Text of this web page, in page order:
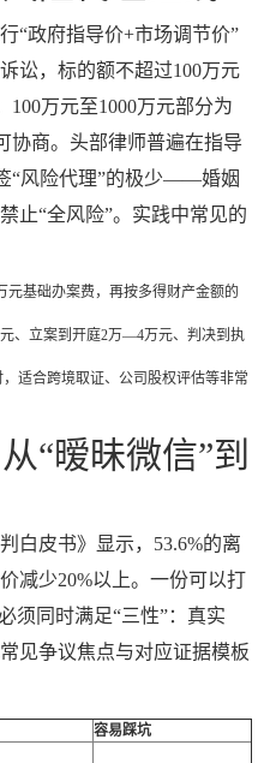
“政府指导价+市场调节价”
讼，标的额不超过100万元
万元至1000万元部分为
协商。头部律师普遍在指导
“风险代理”的极少——婚姻
止“全风险”。实践中常见的
基础办案费，再按多得财产金额的
、立案到开庭2万—4万元、判决到执
适合跨境取证、公司股权评估等非常
“暧昧微信”到
白皮书》显示，53.6%的离
减少20%以上。一份可以打
须同时满足“三性”：真实
见争议焦点与对应证据模板
容易踩坑